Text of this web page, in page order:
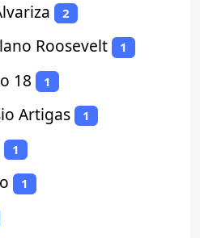
2
Roosevelt 1
18 1
Artigas 1
1
1